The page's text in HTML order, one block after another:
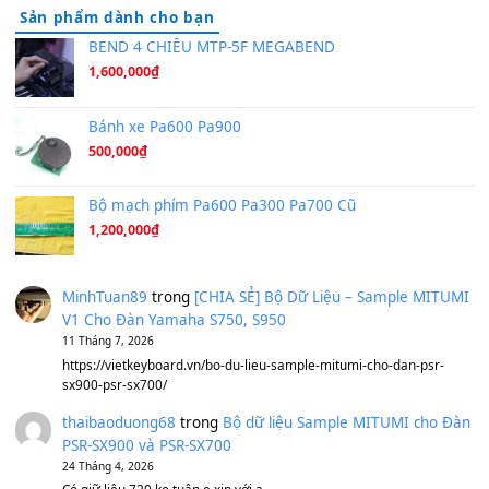
Hãy nói với em - Mỹ Tâm - Bằng Kiều
Hương Ngọc Lan (8.251)
Tiếng Đàn Hàm Oan
Under Pressure (8.164)
A Long December
Ta Sẽ Trở Lại (8.155)
Ông Hoàng Bảy
Avenged Sevenfold - Buried Alive (8.109)
Sản phẩm dành cho bạn
BEND 4 CHIỀU MTP-5F MEGABEND
Bánh xe Pa600 Pa900